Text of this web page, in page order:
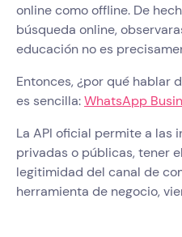
online como offline. De
búsqueda online,
educación no es
Entonces, ¿por qué hablar
es sencilla:WhatsApp
La API oficial permite a las
privadas o públicas, tener
legitimidad del canal de
herramienta de negocio,